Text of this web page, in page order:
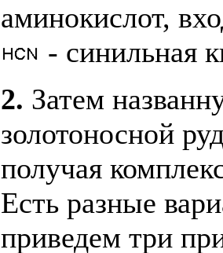
аминокислот,
- синильная
2. Затем
золотоносной
получая
Есть разные
приведем три